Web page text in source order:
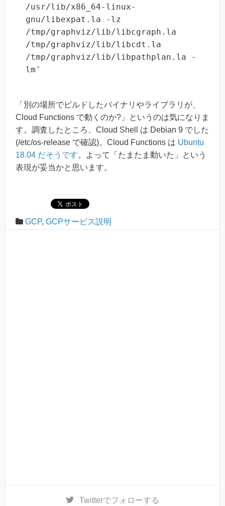
/usr/lib/x86_64-linux-
gnu/libexpat.la -lz
/tmp/graphviz/lib/libcgraph.la
/tmp/graphviz/lib/libcdt.la
/tmp/graphviz/lib/libpathplan.la -
lm'
「別の場所でビルドしたバイナリやライブラリが、
Cloud Functions で動くのか?」というのは気になりま
す。調査したところ、Cloud Shell は Debian 9 でした
(/etc/os-release で確認)。Cloud Functions は Ubuntu
18.04 だそうです。よって「たまたま動いた」という
表現が妥当かと思います。
GCP, GCPサービス説明
Twitterでフォローする